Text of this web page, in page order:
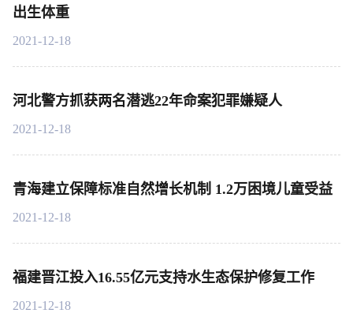
出生体重
2021-12-18
河北警方抓获两名潜逃22年命案犯罪嫌疑人
2021-12-18
青海建立保障标准自然增长机制 1.2万困境儿童受益
2021-12-18
福建晋江投入16.55亿元支持水生态保护修复工作
2021-12-18